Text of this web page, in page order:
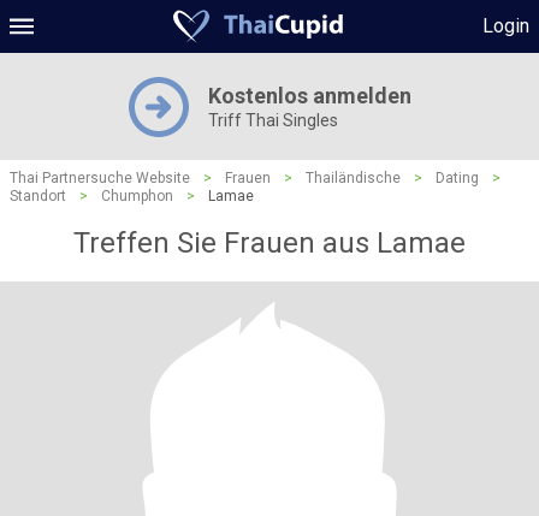
Login
Kostenlos anmelden
Triff Thai Singles
Thai Partnersuche Website > Frauen > Thailändische > Dating
>
Standort
> Chumphon > Lamae
Treffen Sie Frauen aus Lamae